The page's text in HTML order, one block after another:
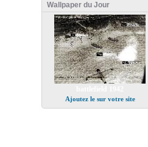
Wallpaper du Jour
Ajoutez le sur votre site